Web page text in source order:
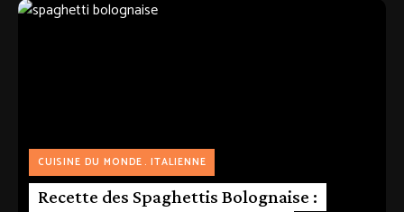
CUISINE DU MONDE ITALIENNE
Recette des Spaghettis Bolognaise :